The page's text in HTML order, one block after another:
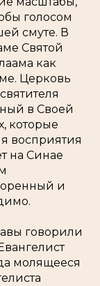
голосом
смуте. В
Святой
как
Церковь
в Своей
которые
восприятия
на Синае
и
говорили
молящееся